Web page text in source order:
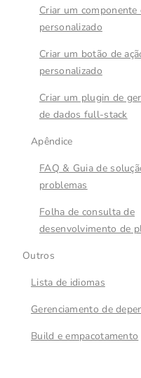
Criar um componente
personalizado
Criar um botão de
personalizado
Criar um plugin de
de dados full-stack
Apêndice
FAQ & Guia de
problemas
Folha de consulta de
desenvolvimento de
Outros
Lista de idiomas
Gerenciamento de
Build e empacotamento